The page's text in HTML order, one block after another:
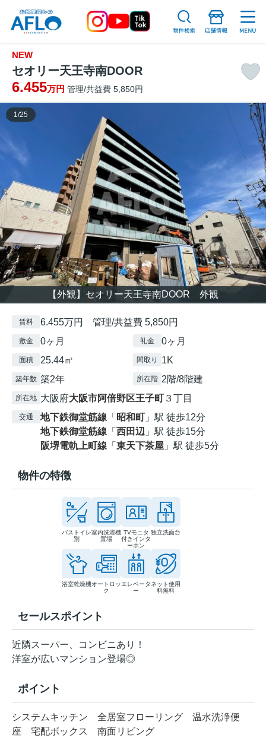
NEW
セオリー天王寺南DOOR
6.455万円 管理/共益費 5,850円
【外観】セオリー天王寺南DOOR 外観
1 /25
賃料 6.455万円 管理/共益費 5,850円
敷金 0ヶ月 礼金 0ヶ月
面積 25.44㎡ 間取り 1K
築年数 築2年 所在階 2階/8階建
所在地 大阪府大阪市阿倍野区王子町 ３丁目
交通 地下鉄御堂筋線 「 昭和町 」駅 徒歩12分
地下鉄御堂筋線 「 西田辺 」駅 徒歩15分
阪堺電軌上町線 「 東天下茶屋 」駅 徒歩5分
物件の特徴
バストイレ
別
室内洗濯機
置場
TVモニタ
付きインタ
ーホン
独立洗面台
浴室乾燥機オートロッ
ク
エレベータ
ー
ネット使用
料無料
セールスポイント
近隣スーパー、コンビニあり！
洋室が広いマンション登場◎
ポイント
システムキッチン 全居室フローリング
温水洗浄便
座
宅配ボックス 南面リビング